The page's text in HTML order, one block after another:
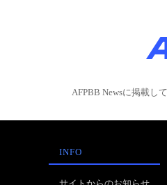
AFPBB Newsに掲載し
INFO